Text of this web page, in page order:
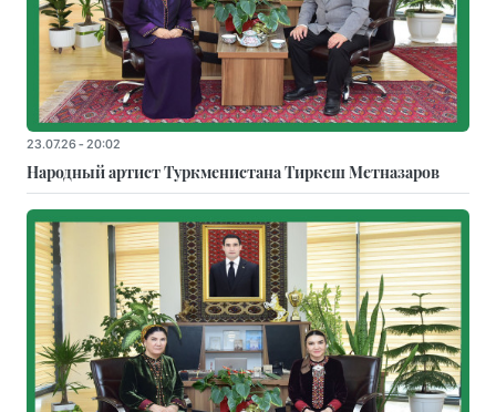
23.07.26 - 20:02
Народный артист Туркменистана Тиркеш Мeтназаров